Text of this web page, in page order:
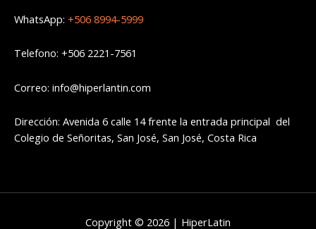
WhatsApp: +506 8994-5999
Telefono: +506 2221-7561
Correo: info@hiperlantin.com
Dirección: Avenida 6 calle 14 frente la entrada principal del
Colegio de Señoritas, San José, San José, Costa Rica
Copyright © 2026 | HiperLatin